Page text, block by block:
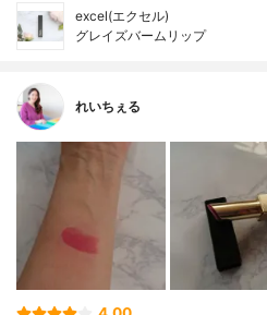
excel(エクセル)
グレイズバームリップ
れいちぇる